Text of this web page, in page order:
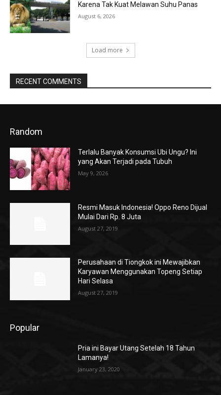
Karena Tak Kuat Melawan Suhu Panas
August 6, 2026
Load more
RECENT COMMENTS
Random
Terlalu Banyak Konsumsi Ubi Ungu? Ini
yang Akan Terjadi pada Tubuh
May 9, 2026
Resmi Masuk Indonesia! Oppo Reno Dijual
Mulai Dari Rp. 8 Juta
August 27, 2019
Perusahaan di Tiongkok ini Mewajibkan
Karyawan Menggunakan Topeng Setiap
Hari Selasa
August 27, 2019
Popular
Pria ini Bayar Utang Setelah 18 Tahun
Lamanya!
January 23, 2020